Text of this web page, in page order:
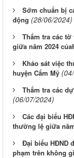
Sớm chuẩn bị
động (28/06/2024)
Thẩm tra các
giữa năm 2024
Khảo sát việc
huyện Cẩm Mỹ
Thẩm tra các
(06/07/2024)
Các đại biểu
thường lệ giữa
Đại biểu HĐND
phạm trên không